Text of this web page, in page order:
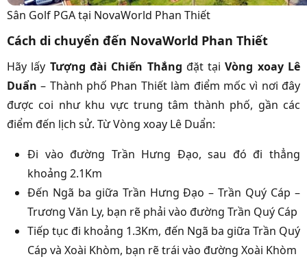
Sân Golf PGA tại NovaWorld Phan Thiết
Cách di chuyển đến NovaWorld Phan Thiết
Hãy lấy Tượng đài Chiến Thắng đặt tạiVòng xoay Lê
Duẩn – Thành phố Phan Thiết làm điểm mốc vì nơi đây
được coi như khu vực trung tâm thành phố, gần các
điểm đến lịch sử. Từ Vòng xoay Lê Duẩn:
Đi vào đường Trần Hưng Đạo, sau đó đi thẳng
khoảng 2.1Km
Đến Ngã ba giữa Trần Hưng Đạo – Trần Quý Cáp –
Trương Văn Ly, bạn rẽ phải vào đường Trần Quý Cáp
Tiếp tục đi khoảng 1.3Km, đến Ngã ba giữa Trần Quý
Cáp và Xoài Khòm, bạn rẽ trái vào đường Xoài Khòm